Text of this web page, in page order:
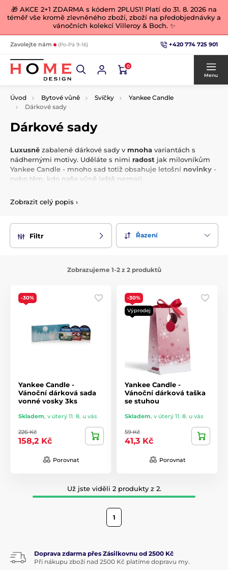
🎁 AKCE 2+1 ZDARMA s kódem 2PLUS1! Platí do 31. 8. 2026 na
téměř vše kromě zlevněného zboží, zboží na předobjednávky a
vánočních kolekcí Villeroy & Boch. ✨
Zavolejte nám (Po-Pá 9-16) +420 774 725 901
0
Menu
Úvod Bytové vůně Svíčky
Yankee Candle
Dárkové sady
Dárkové sady
Luxusně zabalené dárkové sady v mnoha variantách s
nádhernými motivy. Uděláte s nimi radost jak milovníkům
Yankee Candle - mnoho sad totiž obsahuje letošní novinky -
nebo těm, kdo naše vůně ještě neznají.
provedenínajednou.
papír už potřebovatnebudete
Zobrazit celý popis ›
Filtr Řazení
Zobrazujeme 1-2 z 2 produktů
-30%
Yankee Candle -
Vánoční dárková sada
vonné vosky 3ks
Skladem, v úterý 11. 8. u vás
226 Kč
158,2 Kč
Porovnat
-30%
Výprodej
Yankee Candle -
Vánoční dárková taška
se stuhou
Skladem, v úterý 11. 8. u vás
59 Kč
41,3 Kč
Porovnat
Už jste viděli 2 produkty z 2.
1
Doprava zdarma přes Zásilkovnu od 2500 Kč
Při nákupu zboží nad 2500 Kč platíme dopravu my.